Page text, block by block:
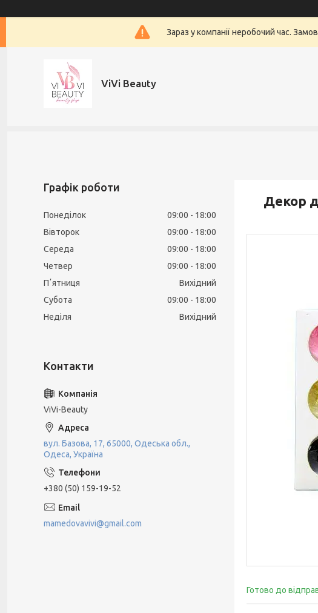
Зараз у компанії неробочий час.
ViVi Beauty
Декор
Готово до
Графік роботи
Понеділок 09:00
18:00
Вівторок
09:00
18:00
Середа
09:00
18:00
Четвер
09:00
18:00
Пʼятниця
Вихідний
Субота
09:00
18:00
Неділя
Вихідний
ViVi-Beauty
вул. Базова, 17, 65000, Одеська обл.,
Одеса, Україна
+380 (50) 159-19-52
mamedovavivi@gmail.com